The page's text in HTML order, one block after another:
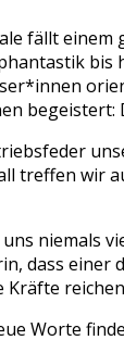
fällt einem
begeistert:
treffen wir
niemals
dass einer
Worte